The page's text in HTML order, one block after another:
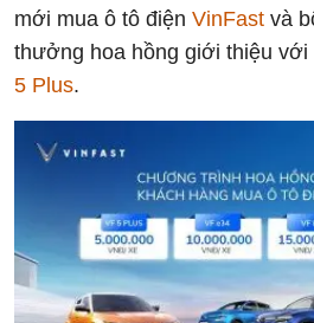
mới mua ô tô điện VinFast và
thưởng hoa hồng giới thiệu với
5 Plus.